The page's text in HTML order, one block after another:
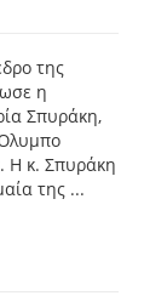
της
η
Σπυράκη,
Η κ. Σπυράκη
της ...